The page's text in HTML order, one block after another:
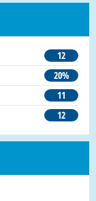
12
20%
11
12